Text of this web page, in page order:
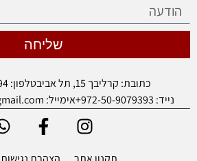
שליחה
כתובת: קרליבך 15, תל אביב
טלפון: 972-3-5175394+
נייד: 972-50-9079393+
אימייל: squaregalleryart@gmail.com